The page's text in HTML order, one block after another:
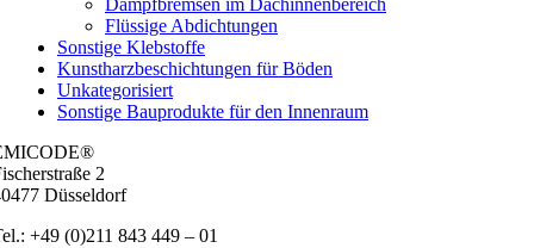
Dampfbremsen im Dachinnenbereich
Flüssige Abdichtungen
Sonstige Klebstoffe
Kunstharzbeschichtungen für Böden
Unkategorisiert
Sonstige Bauprodukte für den Innenraum
2
Düs­sel­dorf
+49 (0)211 843 449 – 01